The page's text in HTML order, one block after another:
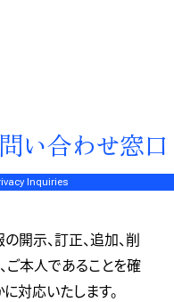
い合わせ窓口
Inquiries
開示、訂正、追加、削
ご本人であることを確
対応いたします。